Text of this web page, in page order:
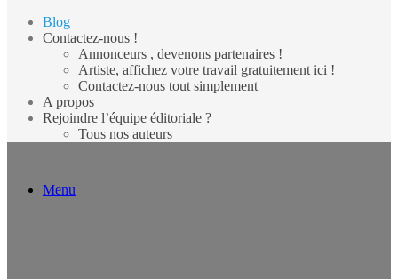
Blog
Contactez-nous !
Annonceurs , devenons partenaires !
Artiste, affichez votre travail gratuitement ici !
Contactez-nous tout simplement
A propos
Rejoindre l’équipe éditoriale ?
Tous nos auteurs
Menu